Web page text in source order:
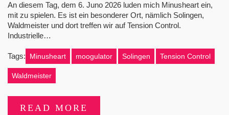
An diesem Tag, dem 6. Juno 2026 luden mich Minusheart ein,
mit zu spielen. Es ist ein besonderer Ort, nämlich Solingen,
Waldmeister und dort treffen wir auf Tension Control.
Industrielle…
Tags: Minusheart moogulator Solingen Tension Control
Waldmeister
READ MORE